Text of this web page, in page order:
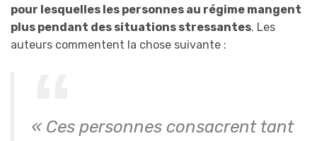
pour lesquelles les personnes au régime mangent
plus pendant des situations stressantes. Les
auteurs commentent la chose suivante :
« Ces personnes consacrent tant